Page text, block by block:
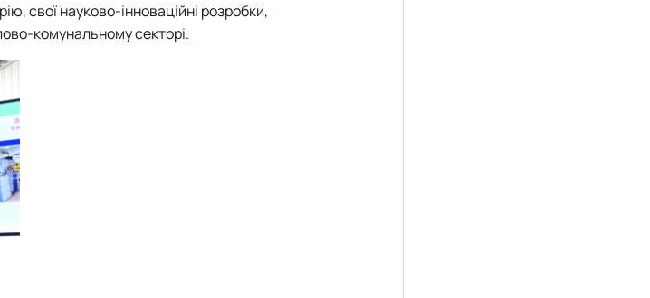
свої науково-інноваційні розробки,
комунальному секторі.